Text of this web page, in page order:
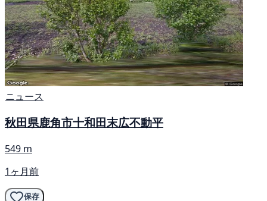
ニュース
秋田県鹿角市十和田末広不動平
549 m
1ヶ月前
保存